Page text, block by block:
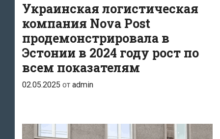
священник
православного
украинского
прихода
в
Таллинне
Украинская логистическая
компания Nova Post
продемонстрировала в
Эстонии в 2024 году рост по
всем показателям
02.05.2025 от admin